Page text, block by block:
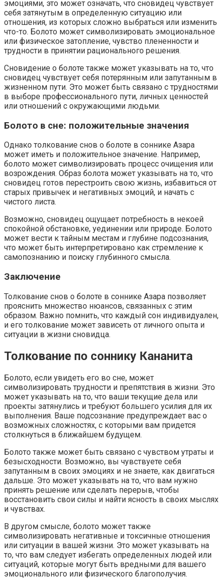
эмоциями, это может означать, что сновидец чувствует
себя затянутым в определенную ситуацию или
отношения, из которых сложно выбраться или изменить
что-то. Болото может символизировать эмоциональное
или физическое затопление, чувство плененности и
трудности в принятии рационального решения.
Сновидение о болоте также может указывать на то, что
сновидец чувствует себя потерянным или запутанным в
жизненном пути. Это может быть связано с трудностями
в выборе профессионального пути, личных ценностей
или отношений с окружающими людьми.
Болото в сне: положительные значения
Однако толкование снов о болоте в соннике Азара
может иметь и положительное значение. Например,
болото может символизировать процесс очищения или
возрождения. Образ болота может указывать на то, что
сновидец готов перестроить свою жизнь, избавиться от
старых привычек и негативных эмоций, и начать с
чистого листа.
Возможно, сновидец ощущает потребность в некоей
спокойной обстановке, уединении или природе. Болото
может вести к тайным местам и глубине подсознания,
что может быть интерпретировано как стремление к
самопознанию и поиску глубинного смысла.
Заключение
Толкование снов о болоте в соннике Азара позволяет
прояснить множество нюансов, связанных с этим
образом. Важно помнить, что каждый сон индивидуален,
и его толкование может зависеть от личного опыта и
ситуации в жизни сновидца.
Толкование по соннику Кананита
Болото, если увидеть его во сне, может
символизировать трудности и препятствия в жизни. Это
может указывать на то, что ваши текущие дела или
проекты затянулись и требуют большего усилия для их
выполнения. Ваше подсознание предупреждает вас о
возможных сложностях, с которыми вам придется
столкнуться в ближайшем будущем.
Болото также может быть связано с чувством утраты и
безысходности. Возможно, вы чувствуете себя
запутанным в своих эмоциях и не знаете, как двигаться
дальше. Это может указывать на то, что вам нужно
принять решение или сделать перерыв, чтобы
восстановить свои силы и найти ясность в своих мыслях
и чувствах.
В другом смысле, болото может также
символизировать негативные и токсичные отношения
или ситуации в вашей жизни. Это может указывать на
то, что вам следует избегать определенных людей или
ситуаций, которые могут быть вредными для вашего
эмоционального или физического благополучия.